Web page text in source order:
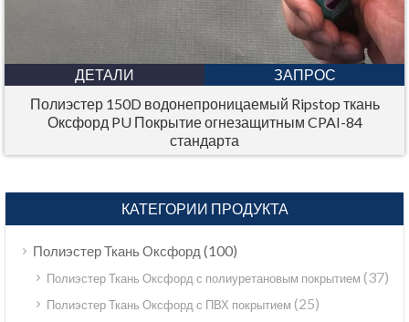
ДЕТАЛИ
ЗАПРОС
Полиэстер 150D водонепроницаемый Ripstop ткань
Оксфорд PU Покрытие огнезащитным CPAI-84
стандарта
КАТЕГОРИИ ПРОДУКТА
Полиэстер Ткань Оксфорд (100)
Полиэстер Ткань Оксфорд с полиуретановым покрытием (37)
Полиэстер Ткань Оксфорд с ПВХ покрытием (25)